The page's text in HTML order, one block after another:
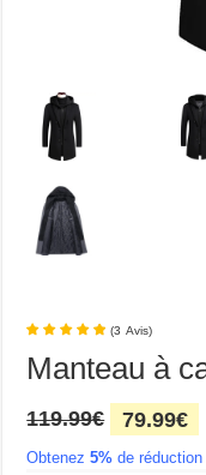
(3 Avis)
Manteau à
119.99€
Le
prix
initial
79.99€
Obtenez5% de